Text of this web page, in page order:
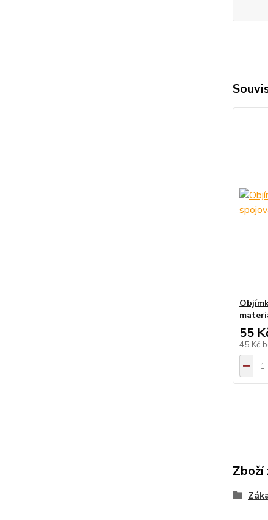
55
45 Kč
Zboží